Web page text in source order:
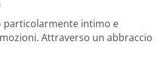
particolarmente intimo e
Attraverso un abbraccio